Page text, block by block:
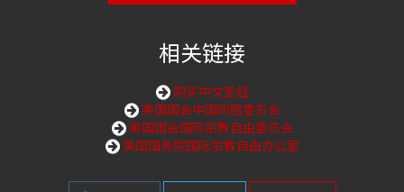
相关链接
购买中文圣经
美国国会中国问题委员会
美国国会国际宗教自由委员会
美国国务院国际宗教自由办公室